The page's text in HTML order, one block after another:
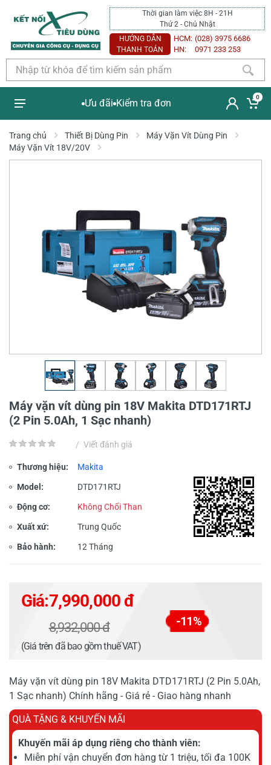
Thời gian làm việc 8H - 21H
Thứ 2 - Chủ Nhật
HƯỚNG DẪN
THANH TOÁN
HCM: (028) 3975 6686
HN:
0971 233 253
Ưu đãi Kiểm tra đơn
0
Trang chủ Thiết Bị Dùng Pin
Máy Vặn Vít Dùng Pin
Máy Vặn Vít 18V/20V
Máy vặn vít dùng pin 18V Makita DTD171RTJ
(2 Pin 5.0Ah, 1 Sạc nhanh)
/ Viết đánh giá
Thương hiệu: Makita
Model: DTD171RTJ
Động cơ: Không Chổi Than
Xuất xứ: Trung Quốc
Bảo hành: 12 Tháng
Giá:7,990,000 đ
8,932,000 đ -11%
(Giá trên đã bao gồm thuế VAT)
Máy vặn vít dùng pin 18V Makita DTD171RTJ (2 Pin 5.0Ah,
1 Sạc nhanh) Chính hãng - Giá rẻ - Giao hàng nhanh
QUÀ TẶNG & KHUYẾN MÃI
Khuyến mãi áp dụng riêng cho thành viên:
Miễn phí vận chuyển đơn hàng từ 1 triệu, tối đa 100K